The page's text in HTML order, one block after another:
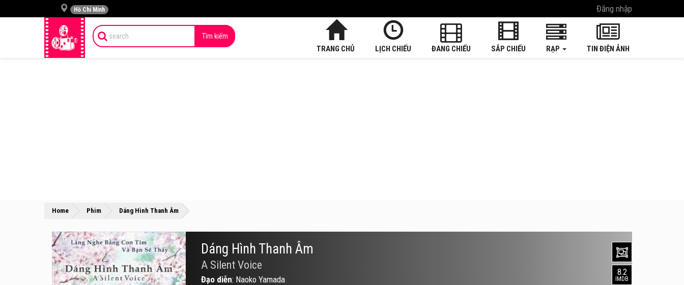
Hồ Chí Minh Đăng nhập
Tìm kiếm
TRANG CHỦ LỊCH CHIẾU ĐANG CHIẾU SẮP CHIẾU RẠP TIN ĐIỆN ẢNH
Home »
Phim »
Dáng Hình Thanh Âm
Dáng Hình Thanh Âm
A Silent Voice
Đạo diễn: Naoko Yamada
8.2
IMDB